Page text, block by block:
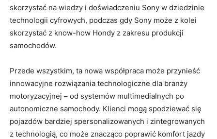
skorzystać na wiedzy i doświadczeniu Sony w ‍dziedzinie
technologii⁤ cyfrowych, ‍podczas ⁢gdy⁣ Sony może z kolei
skorzystać z know-how Hondy z zakresu produkcji
samochodów.
Przede wszystkim, ta ​nowa⁤ współpraca może⁣ przynieść
innowacyjne ‍rozwiązania technologiczne dla branży
motoryzacyjnej – od systemów multimedialnych po
autonomiczne ​samochody. Klienci mogą‌ spodziewać się
‌pojazdów‍ bardziej spersonalizowanych⁢ i⁣ zintegrowanych
z technologią,‍ co⁢ może​ znacząco poprawić komfort ⁢jazdy